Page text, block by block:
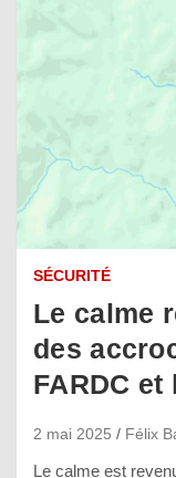
SÉCURITÉ
Le calme
des
FARDC et
2 mai 2025 Félix
Le calme est